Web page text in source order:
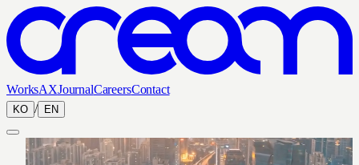
WorksAXJournalCareersContact
KO / EN